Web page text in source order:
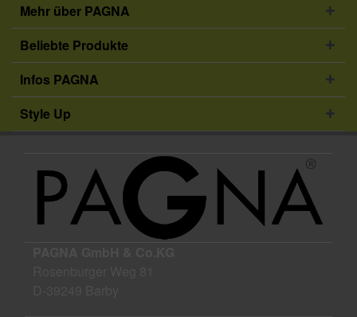
Mehr über PAGNA
Beliebte Produkte
Infos PAGNA
Style Up